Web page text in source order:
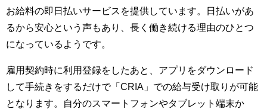
お給料の即日払いサービスを提供しています。日払いがあ
るから安心という声もあり、長く働き続ける理由のひとつ
になっているようです。
雇用契約時に利用登録をしたあと、アプリをダウンロード
して手続きをするだけで「CRIA」での給与受け取りが可能
となります。自分のスマートフォンやタブレット端末か